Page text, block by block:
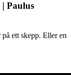
Paulus
ett skepp. Eller en